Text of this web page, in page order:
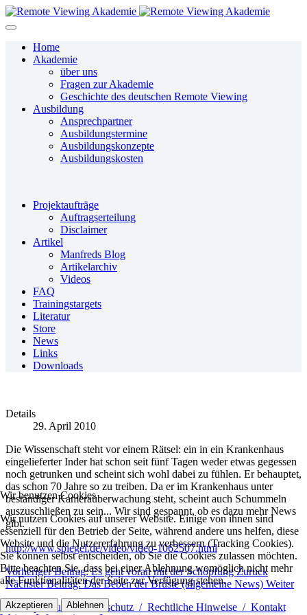
Home
Akademie
über uns
Fragen zur Akademie
Geschichte des deutschen Remote Viewing
Ausbildung
Ansprechpartner
Ausbildungstermine
Ausbildungskonzepte
Ausbildungskosten
Projektaufträge
Auftragserteilung
Disclaimer
Artikel
Manfreds Blog
Artikelarchiv
Videos
FAQ
Trainingstargets
Literatur
Store
News
Links
Downloads
Details
29. April 2010
Die Wissenschaft steht vor einem Rätsel: ein in ein Krankenhaus
eingelieferter Inder hat schon seit fünf Tagen weder etwas gegessen
noch getrunken und scheint sich wohl dabei zu fühlen. Er behauptet,
das schon 70 Jahre so zu treiben. Da er im Krankenhaus unter
beständiger Kameraüberwachung steht, scheint auch Schummeln
auszuschließen zu sein... Wir sind gespannt, ob es dazu mehr News
gibt.
http://www.spiegel.de/video/video-1062507.html
Vorheriger Beitrag: Es geht voran mit der SchöpfungZurück
Nächster Beitrag: Das Beben der Brüste (allgemeine News) Weiter
Impressum / Datenschutz / Rechtliche Hinweise / Kontakt
Wir benutzen Cookies
Wir nutzen Cookies auf unserer Website. Einige von ihnen sind
essenziell für den Betrieb der Seite, während andere uns helfen, diese
Website und die Nutzererfahrung zu verbessern (Tracking Cookies).
Sie können selbst entscheiden, ob Sie die Cookies zulassen möchten.
Bitte beachten Sie, dass bei einer Ablehnung womöglich nicht mehr
alle Funktionalitäten der Seite zur Verfügung stehen.
Akzeptieren Ablehnen